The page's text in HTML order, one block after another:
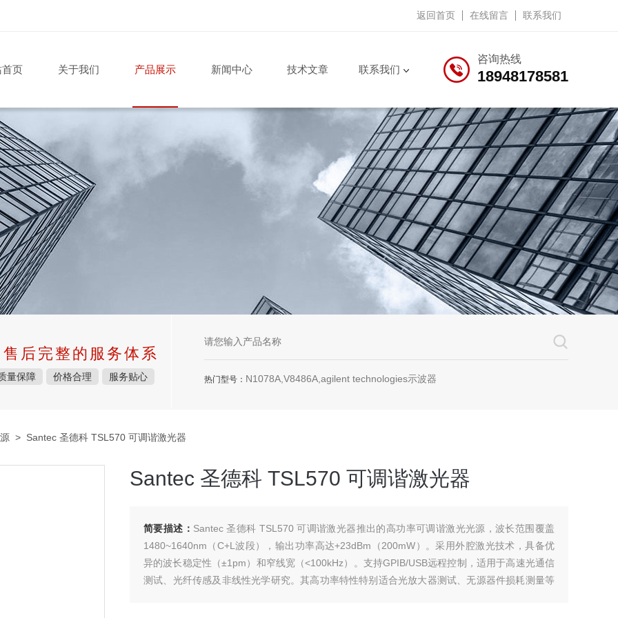
返回首页 在线留言 联系我们
咨询热线
18948178581
首页 关于我们 产品展示 新闻中心 技术文章 联系我们
后完整的服务体系
量保障 价格合理 服务贴心 热门型号： N1078A,V8486A,agilent technologies示波器
> Santec 圣德科 TSL570 可调谐激光器
Santec 圣德科 TSL570 可调谐激光器
简要描述： Santec 圣德科 TSL570 可调谐激光器推出的高功率可调谐激光光源，波长范围覆盖
1480~1640nm（C+L波段），输出功率高达+23dBm（200mW）。采用外腔激光技术，具备优
异的波长稳定性（±1pm）和窄线宽（<100kHz）。支持GPIB/USB远程控制，适用于高速光通信
测试、光纤传感及非线性光学研究。其高功率特性特别适合光放大器测试、无源器件损耗测量等